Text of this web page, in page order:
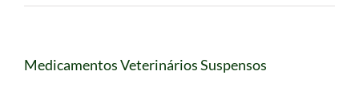
Medicamentos Veterinários Suspensos